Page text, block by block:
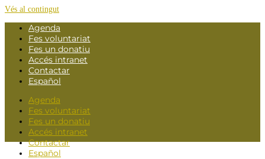
Vés al contingut
Agenda
Fes voluntariat
Fes un donatiu
Accés intranet
Contactar
Español
Agenda
Fes voluntariat
Fes un donatiu
Accés intranet
Contactar
Español